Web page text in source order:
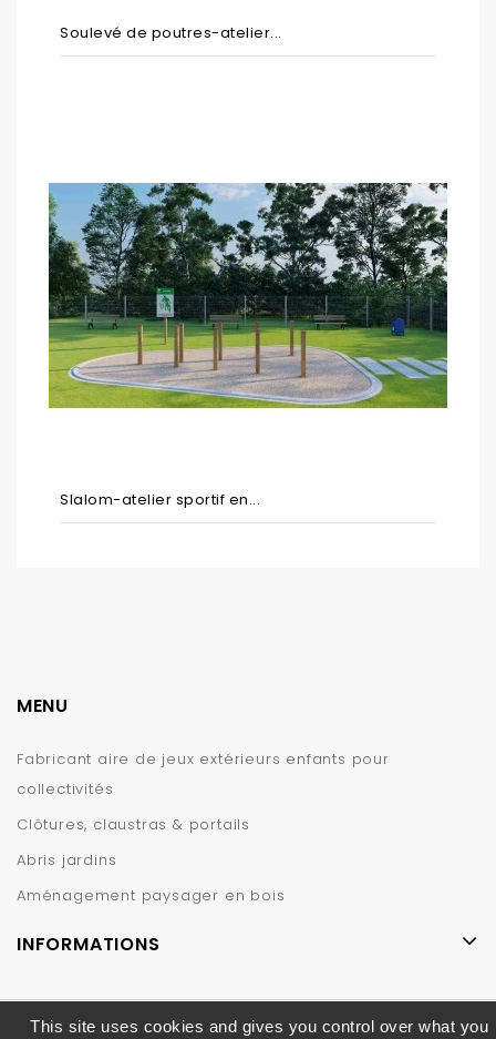
Soulevé de poutres-atelier...
Slalom-atelier sportif en...
MENU
Fabricant aire de jeux extérieurs enfants pour
collectivités
Clôtures, claustras & portails
Abris jardins
Aménagement paysager en bois
INFORMATIONS
© 2019 – CIHB
This site uses cookies and gives you control over what you